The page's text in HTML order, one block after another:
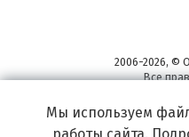
2006-2026, ©
Все
Широкий выбор инструментов,
Мы используем